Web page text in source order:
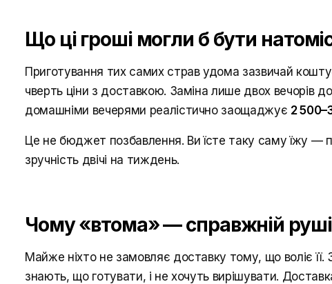
Що ці гроші могли б бути
Приготування тих самих страв удома зазвичай
чверть ціни з доставкою. Заміна лише двох вечорів
домашніми вечерями реалістично заощаджує 2
Це не бюджет позбавлення. Ви їсте таку саму їжу —
зручність двічі на тиждень.
Чому «втома» — справжній
Майже ніхто не замовляє доставку тому, що воліє
знають, що готувати, і не хочуть вирішувати.